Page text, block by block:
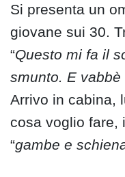
Si presenta un
giovane sui 30.
“Questo mi fa il
smunto. E
Arrivo in cabina,
cosa voglio fare,
“gambe e